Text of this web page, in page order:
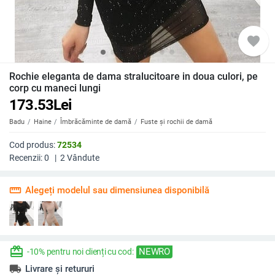
favorite
Rochie eleganta de dama stralucitoare in doua culori, pe
corp cu maneci lungi
173.53Lei
Badu Haine Îmbrăcăminte de damă Fuste și rochii de damă
Cod produs:72534
Recenzii:0 | 2 Vândute
straighten Alegeți modelul sau dimensiunea disponibilă
redeem -10% pentru noi clienți cu cod: NEWRO
local_shipping Livrare și retururi